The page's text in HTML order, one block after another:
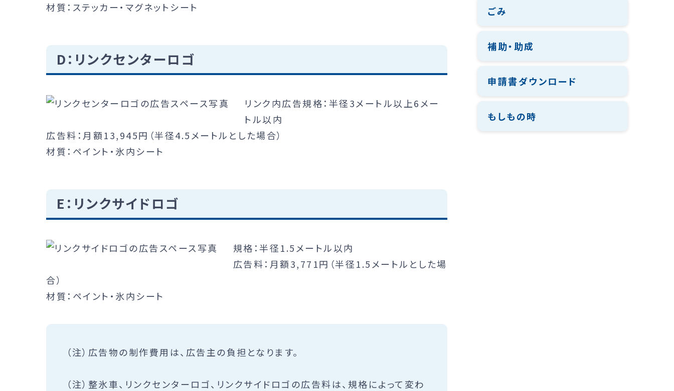
材質：ステッカー・マグネットシート
D：リンクセンターロゴ
リンク内広告規格：半径3メートル以上6メー
トル以内
広告料：月額13,945円（半径4.5メートルとした場合）
材質：ペイント・氷内シート
E：リンクサイドロゴ
規格：半径1.5メートル以内
広告料：月額3,771円（半径1.5メートルとした場
合）
材質：ペイント・氷内シート
（注）広告物の制作費用は、広告主の負担となります。
（注）整氷車、リンクセンターロゴ、リンクサイドロゴの広告料は、規格によって変わ
ごみ
補助・助成
申請書ダウンロード
もしもの時